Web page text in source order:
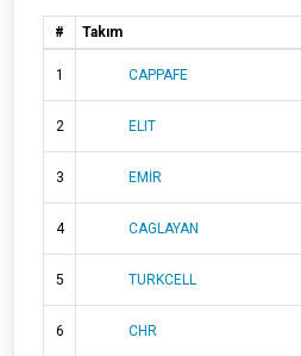
# Takım
1 CAPPAFE
2 ELIT
3 EMİR
4 CAGLAYAN
5 TURKCELL
6 CHR